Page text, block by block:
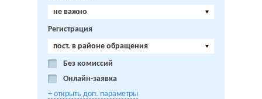
не важно
Регистрация
пост. в районе обращения
Без комиссий
Онлайн-заявка
+ открыть доп. параметры